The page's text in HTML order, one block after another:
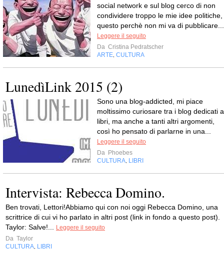
social network e sul blog cerco di non
condividere troppo le mie idee politiche,
questo perchè non mi va di pubblicare...
Leggere il seguito
Da Cristina Pedratscher
ARTE CULTURA
LunedìLink 2015 (2)
Sono una blog-addicted, mi piace
moltissimo curiosare tra i blog dedicati
libri, ma anche a tanti altri argomenti,
così ho pensato di parlarne in una...
Leggere il seguito
Da Phoebes
CULTURA LIBRI
Intervista: Rebecca Domino.
Ben trovati, Lettori!Abbiamo qui con noi oggi Rebecca Domino, una
scrittrice di cui vi ho parlato in altri post (link in fondo a questo post).
Taylor: Salve!...
Leggere il seguito
Da Taylor
CULTURA LIBRI